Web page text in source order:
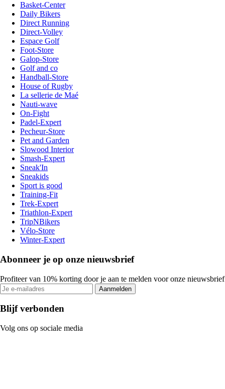
Basket-Center
Daily Bikers
Direct Running
Direct-Volley
Espace Golf
Foot-Store
Galop-Store
Golf and co
Handball-Store
House of Rugby
La sellerie de Maé
Nauti-wave
On-Fight
Padel-Expert
Pecheur-Store
Pet and Garden
Slowood Interior
Smash-Expert
Sneak'In
Sneakids
Sport is good
Training-Fit
Trek-Expert
Triathlon-Expert
TripNBikers
Vélo-Store
Winter-Expert
Abonneer je op onze nieuwsbrief
Profiteer van 10% korting door je aan te melden voor onze nieuwsbrief
Aanmelden
Blijf verbonden
Volg ons op sociale media